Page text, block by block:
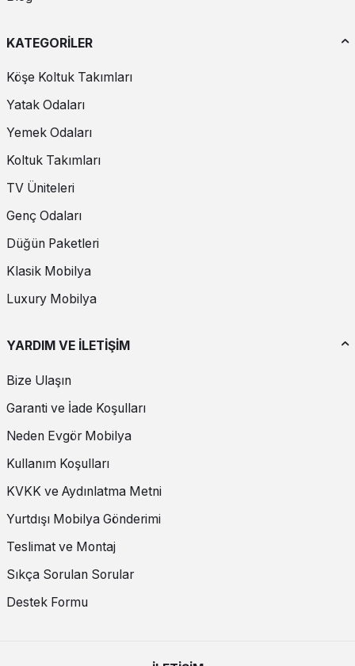
KATEGORİLER
Köşe Koltuk Takımları
Yatak Odaları
Yemek Odaları
Koltuk Takımları
TV Üniteleri
Genç Odaları
Düğün Paketleri
Klasik Mobilya
Luxury Mobilya
YARDIM VE İLETİŞİM
Bize Ulaşın
Garanti ve İade Koşulları
Neden Evgör Mobilya
Kullanım Koşulları
KVKK ve Aydınlatma Metni
Yurtdışı Mobilya Gönderimi
Teslimat ve Montaj
Sıkça Sorulan Sorular
Destek Formu